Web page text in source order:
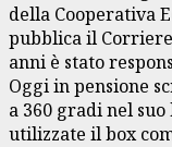
della Cooperativa
pubblica il
anni è stato
Oggi in pensione
a 360 gradi nel
utilizzate il box